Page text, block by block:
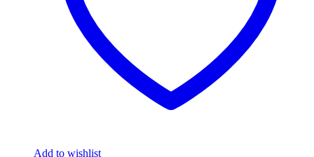
Add to wishlist